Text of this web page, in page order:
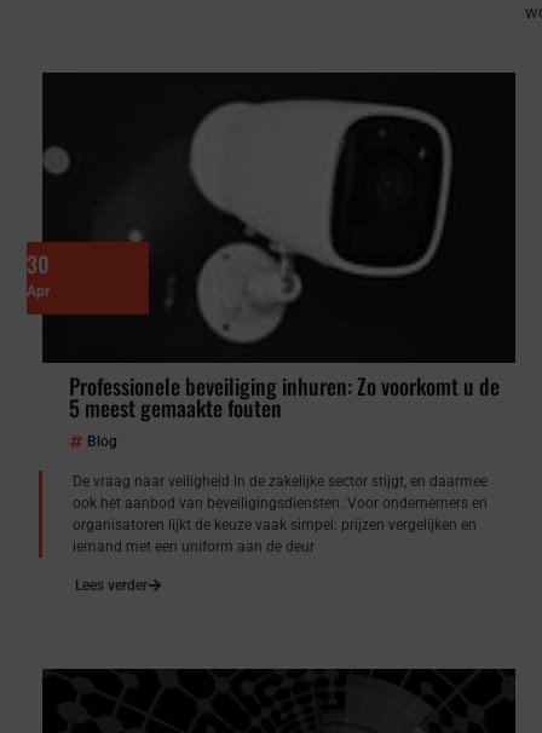
30
Apr
Professionele beveiliging inhuren: Zo voorkomt u de
5 meest gemaakte fouten
Blog
De vraag naar veiligheid in de zakelijke sector stijgt, en daarmee
ook het aanbod van beveiligingsdiensten. Voor ondernemers en
organisatoren lijkt de keuze vaak simpel: prijzen vergelijken en
iemand met een uniform aan de deur
Lees verder